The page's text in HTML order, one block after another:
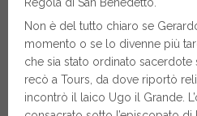
Non è del tutto chiaro se
momento o se lo divenne più
che sia stato ordinato sacerdote
recò a Tours, da dove riportò
incontrò il laico Ugo il Grande.